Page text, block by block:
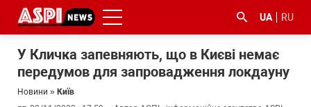
UA RU
У Кличка запевняють, що в Києві немає
передумов для запровадження локдауну
Новини » Київ